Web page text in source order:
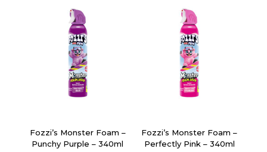
Fozzi’s Monster Foam –
Perfectly Pink – 340ml
Fozzi’s Monster Foam –
Punchy Purple – 340ml